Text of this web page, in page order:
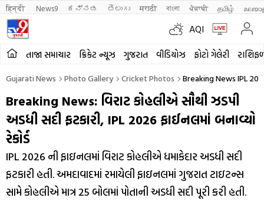
हिन्दी News9 ಕನ್ನಡ తెలుగు मराठी বাংলা ਪੰਜਾਬੀ தமிழ்
AQI
તાજા સમાચાર ક્રિકેટ ન્યૂઝ ગુજરાત વીડિયોઝ ફોટો ગેલેરી
Gujarati News Photo Gallery Cricket Photos Breaking News IPL
Breaking News: વિરાટ કોહલીએ સૌથી ઝડપી
અડધી સદી ફટકારી, IPL 2026 ફાઈનલમાં બનાવ્યો
રેકોર્ડ
IPL 2026 ની ફાઇનલમાં વિરાટ કોહલીએ ધમાકેદાર અડધી સદી
ફટકારી હતી. અમદાવાદમાં રમાયેલી ફાઇનલમાં ગુજરાત ટાઇટન્સ
સામે કોહલીએ માત્ર 25 બોલમાં પોતાની અડધી સદી પૂરી કરી હતી.